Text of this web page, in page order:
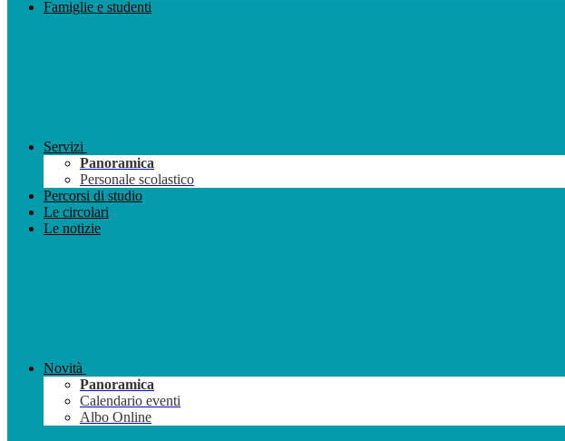
Famiglie e studenti
Servizi
Panoramica
Personale scolastico
Percorsi di studio
Le circolari
Le notizie
Novità
Panoramica
Calendario eventi
Albo Online